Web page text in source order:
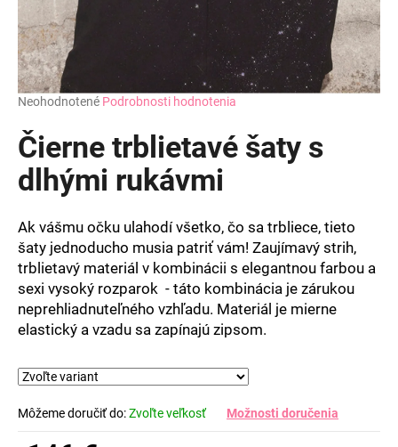
Priemerné
produktu
je
0,0
z
hviezdičiek.
Neohodnotené Podrobnosti hodnotenia
Čierne trblietavé šaty s
dlhými rukávmi
Ak vášmu očku ulahodí všetko, čo sa trbliece, tieto
šaty jednoducho musia patriť vám! Zaujímavý strih,
trblietavý materiál v kombinácii s elegantnou farbou a
sexi vysoký rozparok - táto kombinácia je zárukou
neprehliadnuteľného vzhľadu. Materiál je mierne
elastický a vzadu sa zapínajú zipsom.
Môžeme doručiť do:Zvoľte veľkosť Možnosti doručenia